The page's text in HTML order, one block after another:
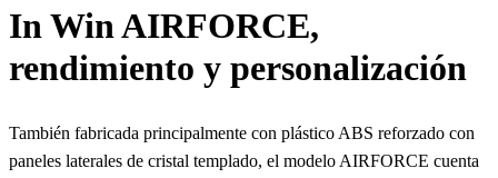
In Win AIRFORCE,
rendimiento y personalización
También fabricada principalmente con plástico ABS reforzado con
paneles laterales de cristal templado, el modelo AIRFORCE cuenta